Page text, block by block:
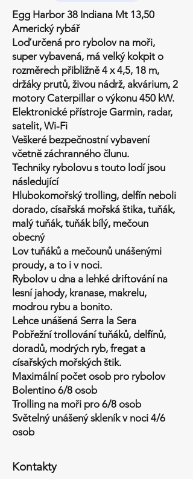
Egg Harbor 38 Indiana Mt 13,50
Americký rybář
Loď určená pro rybolov na moři,
super vybavená, má velký kokpit o
rozměrech přibližně 4 x 4,5, 18 m,
držáky prutů, živou nádrž, akvárium, 2
motory Caterpillar o výkonu 450 kW.
Elektronické přístroje Garmin, radar,
satelit, Wi-Fi
Veškeré bezpečnostní vybavení
včetně záchranného člunu.
Techniky rybolovu s touto lodí jsou
následující
Hlubokomořský trolling, delfín neboli
dorado, císařská mořská štika, tuňák,
malý tuňák, tuňák bílý, mečoun
obecný
Lov tuňáků a mečounů unášenými
proudy, a to i v noci.
Rybolov u dna a lehké driftování na
lesní jahody, kranase, makrelu,
modrou rybu a bonito.
Lehce unášená Serra la Sera
Pobřežní trollování tuňáků, delfínů,
doradů, modrých ryb, fregat a
císařských mořských štik.
Maximální počet osob pro rybolov
Bolentino 6/8 osob
Trolling na moři pro 6/8 osob
Světelný unášený skleník v noci 4/6
osob
Kontakty